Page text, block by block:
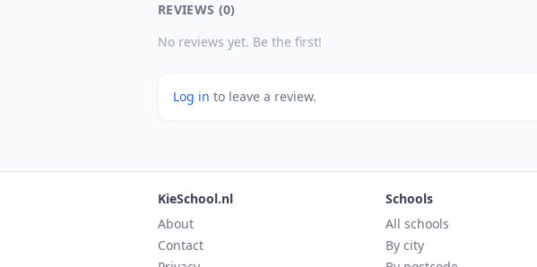
REVIEWS (0)
No reviews yet. Be the first!
Log in to leave a review.
KieSchool.nl
About
Contact
Schools
All schools
By city